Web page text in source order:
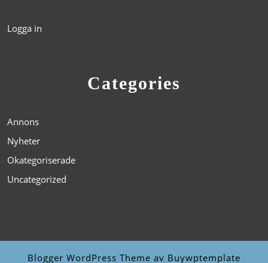
Logga in
Categories
Annons
Nyheter
Okategoriserade
Uncategorized
Blogger WordPress Theme av Buywptemplate